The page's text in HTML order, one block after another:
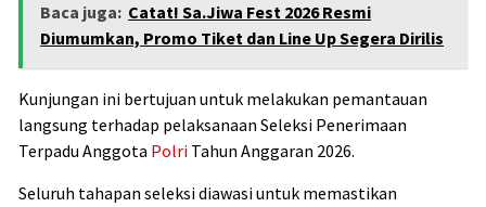
Baca juga: Catat! Sa.Jiwa Fest 2026 Resmi
Diumumkan, Promo Tiket dan Line Up Segera Dirilis
Kunjungan ini bertujuan untuk melakukan pemantauan
langsung terhadap pelaksanaan Seleksi Penerimaan
Terpadu Anggota Polri Tahun Anggaran 2026.
Seluruh tahapan seleksi diawasi untuk memastikan